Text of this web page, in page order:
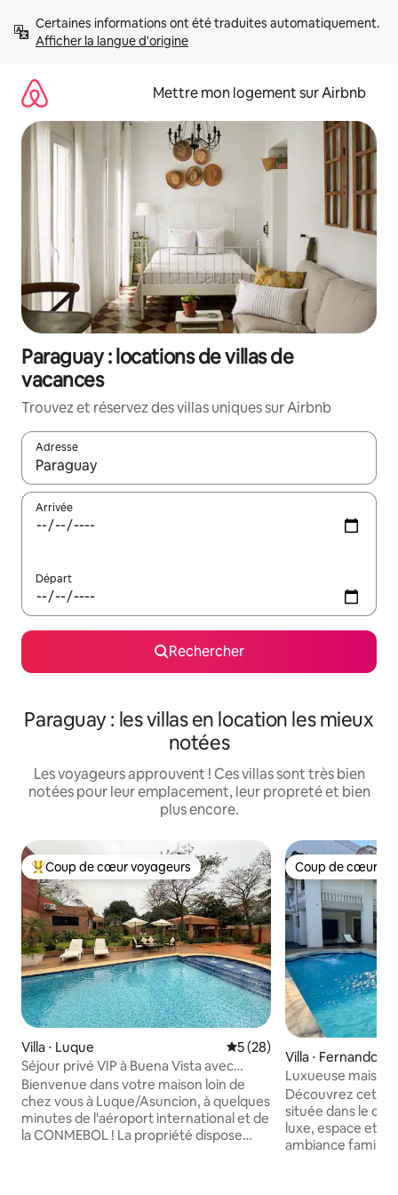
directement
Afficher la langue d'origine
Mettre mon logement sur Airbnb
Paraguay : locations de villas de
vacances
Trouvez et réservez des villas uniques sur Airbnb
Adresse
Lorsque les résultats s'affichent, utilisez les flèches vers le
Arrivée
Départ
Rechercher
Paraguay : les villas en location les mieux
notées
Les voyageurs approuvent ! Ces villas sont très bien
notées pour leur emplacement, leur propreté et bien
plus encore.
Coups de cœur voyageurs les plus appréciés
Coup de cœur voyageurs
Villa ⋅ Luque Évaluation moyenne sur la
5 (28)
Séjour privé VIP à Buena Vista avec
piscine d'eau salée.
Bienvenue dans votre maison loin de
chez vous à Luque/Asuncion, à quelques
minutes de l'aéroport international et de
la CONMEBOL ! La propriété dispose
Coup de cœur
Coup de cœur
Villa ⋅ Fernando
Luxueuse maison
Découvrez cette
située dans le
luxe, espace et
ambiance